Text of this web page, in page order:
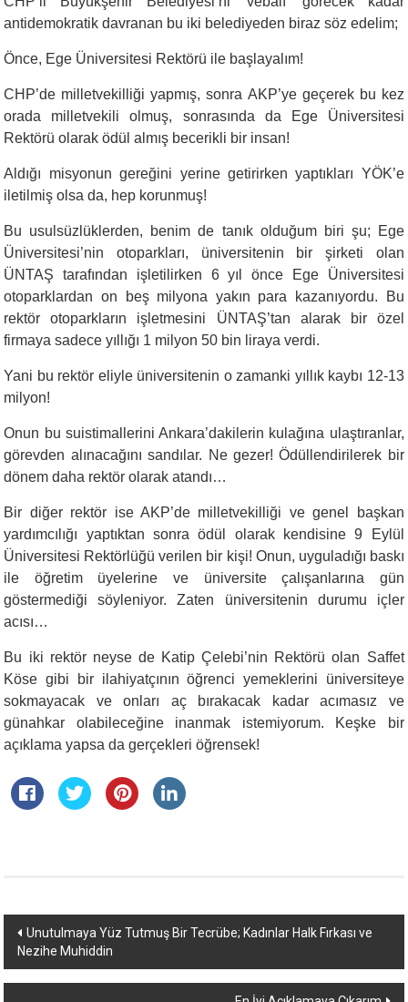
antidemokratik davranan bu iki belediyeden biraz söz edelim;
Önce, Ege Üniversitesi Rektörü ile başlayalım!
CHP’de milletvekilliği yapmış, sonra AKP’ye geçerek bu kez
orada milletvekili olmuş, sonrasında da Ege Üniversitesi
Rektörü olarak ödül almış becerikli bir insan!
Aldığı misyonun gereğini yerine getirirken yaptıkları YÖK’e
iletilmiş olsa da, hep korunmuş!
Bu usulsüzlüklerden, benim de tanık olduğum biri şu; Ege
Üniversitesi’nin otoparkları, üniversitenin bir şirketi olan
ÜNTAŞ tarafından işletilirken 6 yıl önce Ege Üniversitesi
otoparklardan on beş milyona yakın para kazanıyordu. Bu
rektör otoparkların işletmesini ÜNTAŞ’tan alarak bir özel
firmaya sadece yıllığı 1 milyon 50 bin liraya verdi.
Yani bu rektör eliyle üniversitenin o zamanki yıllık kaybı 12-13
milyon!
Onun bu suistimallerini Ankara’dakilerin kulağına ulaştıranlar,
görevden alınacağını sandılar. Ne gezer! Ödüllendirilerek bir
dönem daha rektör olarak atandı…
Bir diğer rektör ise AKP’de milletvekilliği ve genel başkan
yardımcılığı yaptıktan sonra ödül olarak kendisine 9 Eylül
Üniversitesi Rektörlüğü verilen bir kişi! Onun, uyguladığı baskı
ile öğretim üyelerine ve üniversite çalışanlarına gün
göstermediği söyleniyor. Zaten üniversitenin durumu içler
acısı…
Bu iki rektör neyse de Katip Çelebi’nin Rektörü olan Saffet
Köse gibi bir ilahiyatçının öğrenci yemeklerini üniversiteye
sokmayacak ve onları aç bırakacak kadar acımasız ve
günahkar olabileceğine inanmak istemiyorum. Keşke bir
açıklama yapsa da gerçekleri öğrensek!
Yazı
dolaşımı
Unutulmaya Yüz Tutmuş Bir Tecrübe; Kadınlar Halk Fırkası ve
Nezihe Muhiddin